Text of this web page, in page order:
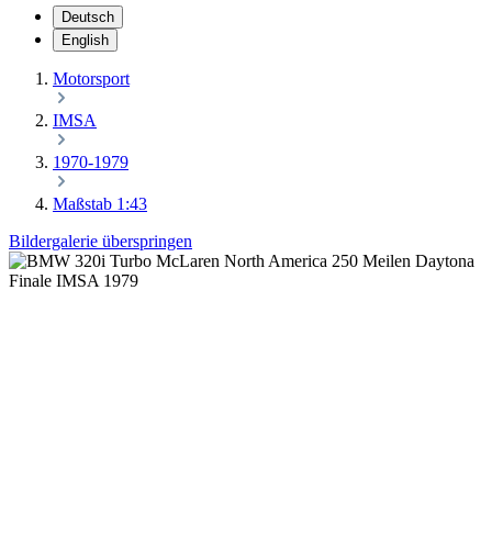
Deutsch
English
Motorsport
IMSA
1970-1979
Maßstab 1:43
Bildergalerie überspringen